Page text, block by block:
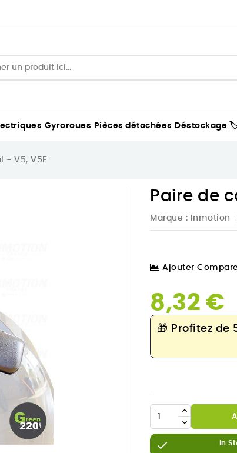
Gyroroues Pièces détachées Déstockage
- V5, V5F
Paire de
Marque : Inmotion
Ajouter
8,32 €
🎁 Profitez de
 In